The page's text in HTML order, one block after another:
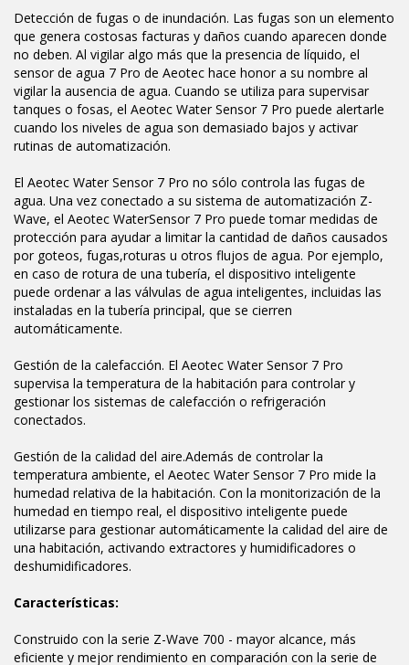
Detección de fugas o de inundación. Las fugas son un elemento
que genera costosas facturas y daños cuando aparecen donde
no deben. Al vigilar algo más que la presencia de líquido, el
sensor de agua 7 Pro de Aeotec hace honor a su nombre al
vigilar la ausencia de agua. Cuando se utiliza para supervisar
tanques o fosas, el Aeotec Water Sensor 7 Pro puede alertarle
cuando los niveles de agua son demasiado bajos y activar
rutinas de automatización.
El Aeotec Water Sensor 7 Pro no sólo controla las fugas de
agua. Una vez conectado a su sistema de automatización Z-
Wave, el Aeotec WaterSensor 7 Pro puede tomar medidas de
protección para ayudar a limitar la cantidad de daños causados
por goteos, fugas,roturas u otros flujos de agua. Por ejemplo,
en caso de rotura de una tubería, el dispositivo inteligente
puede ordenar a las válvulas de agua inteligentes, incluidas las
instaladas en la tubería principal, que se cierren
automáticamente.
Gestión de la calefacción. El Aeotec Water Sensor 7 Pro
supervisa la temperatura de la habitación para controlar y
gestionar los sistemas de calefacción o refrigeración
conectados.
Gestión de la calidad del aire.Además de controlar la
temperatura ambiente, el Aeotec Water Sensor 7 Pro mide la
humedad relativa de la habitación. Con la monitorización de la
humedad en tiempo real, el dispositivo inteligente puede
utilizarse para gestionar automáticamente la calidad del aire de
una habitación, activando extractores y humidificadores o
deshumidificadores.
Características:
Construido con la serie Z-Wave 700 - mayor alcance, más
eficiente y mejor rendimiento en comparación con la serie de